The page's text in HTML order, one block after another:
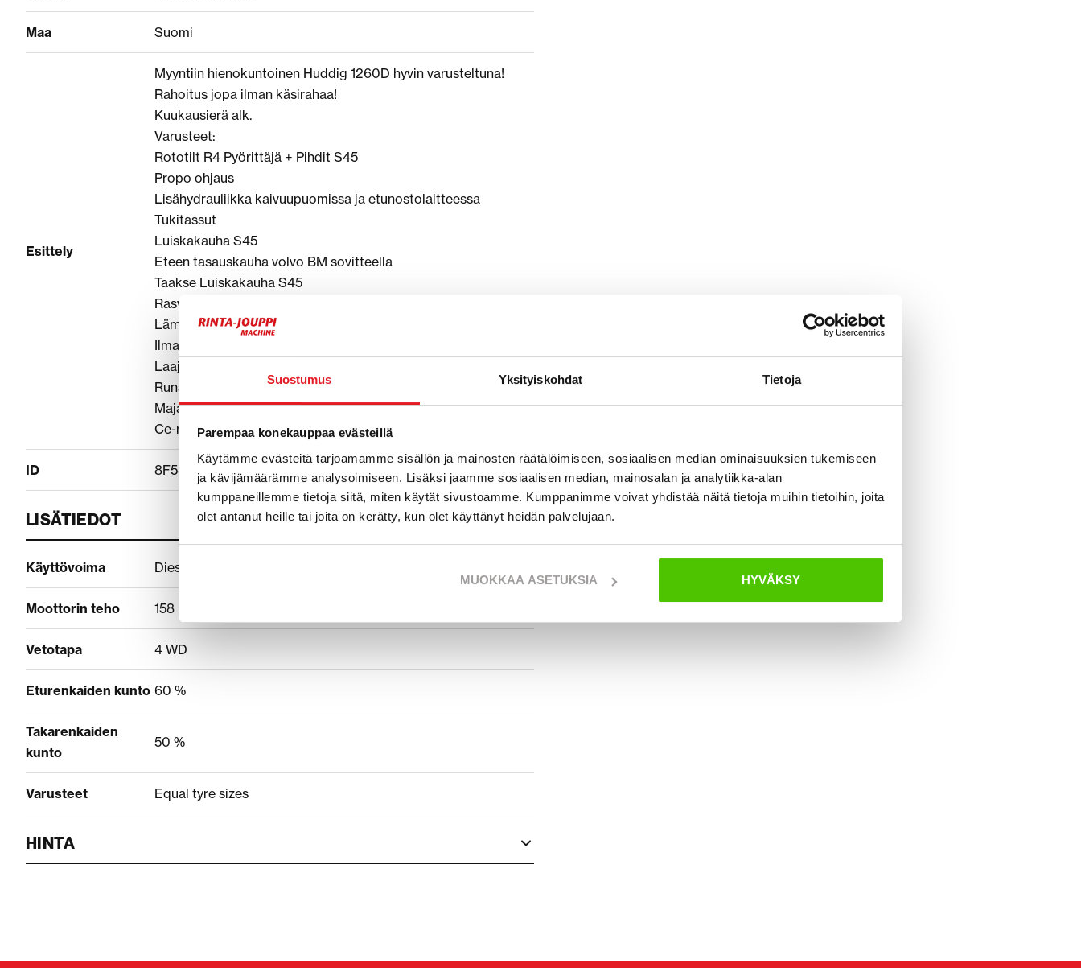
Suostumus Yksityiskohdat Tietoja
Parempaa konekauppaa evästeillä
Käytämme evästeitä tarjoamamme sisällön ja mainosten räätälöimiseen, sosiaalisen median ominaisuuksien tukemiseen
ja kävijämäärämme analysoimiseen. Lisäksi jaamme sosiaalisen median, mainosalan ja analytiikka-alan
kumppaneillemme tietoja siitä, miten käytät sivustoamme. Kumppanimme voivat yhdistää näitä tietoja muihin tietoihin, joita
olet antanut heille tai joita on kerätty, kun olet käyttänyt heidän palvelujaan.
MUOKKAA ASETUKSIA HYVÄKSY
Maa Suomi
Esittely
Myyntiin hienokuntoinen Huddig 1260D hyvin varusteltuna!
Rahoitus jopa ilman käsirahaa!
Kuukausierä alk.
Varusteet:
Rototilt R4 Pyörittäjä + Pihdit S45
Propo ohjaus
Lisähydrauliikka kaivuupuomissa ja etunostolaitteessa
Tukitassut
Luiskakauha S45
Eteen tasauskauha volvo BM sovitteella
Taakse Luiskakauha S45
Rasvari
Lämmitin
Ilmastointi
Laaja etu ja taka hydrauliikka paketti
Runsaasti työvaloja
Majakka
Ce-merkitty
ID 8F581604
LISÄTIEDOT
Käyttövoima Diesel
Moottorin teho 158 hp
Vetotapa 4 WD
Eturenkaiden kunto 60 %
Takarenkaiden
kunto
50 %
Varusteet Equal tyre sizes
HINTA